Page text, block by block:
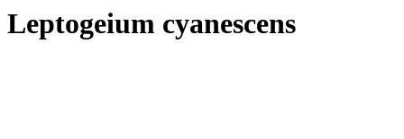
Leptogeium cyanescens